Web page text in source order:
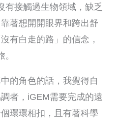
有接觸過生物領域，缺乏
著想開開眼界和跨出舒
有白走的路」的信念，
角色的話，我覺得自
者，iGEM需要完成的遠
環環相扣，且有著科學